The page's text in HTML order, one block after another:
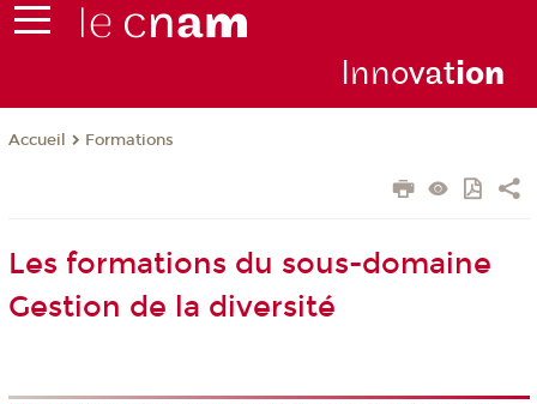
Innovation
Accueil Formations
Les formations du sous-domaine
Gestion de la diversité